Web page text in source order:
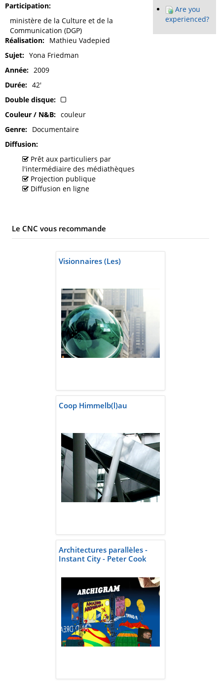
Participation
ministère de la Culture et de la
Communication (DGP)
Réalisation
Mathieu Vadepied
Sujet
Yona Friedman
Année
2009
Durée
42'
Double disque
Couleur / N&B
couleur
Genre
Documentaire
Diffusion
Prêt aux particuliers par
l'intermédiaire des médiathèques
Projection publique
Diffusion en ligne
Are you
experienced?
Le CNC vous recommande
Visionnaires (Les)
Coop Himmelb(l)au
Architectures parallèles -
Instant City - Peter Cook